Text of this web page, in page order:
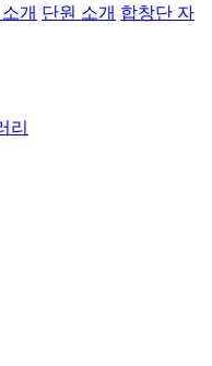
개 단원 소개 합창단 자
리